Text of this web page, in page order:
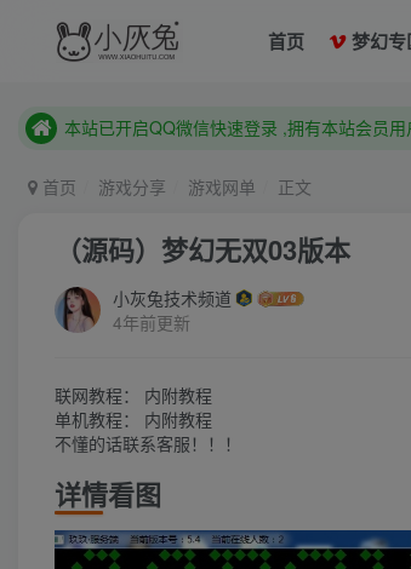
首页 梦幻专
已注册用户及时绑定邮箱,防止忘记资料
已注册用户及时绑定邮箱,防止忘记资料
首页 游戏分享 游戏网单 正文
（源码）梦幻无双03版本
小灰兔技术频道
4年前更新
联网教程： 内附教程
单机教程： 内附教程
不懂的话联系客服！！！
详情看图